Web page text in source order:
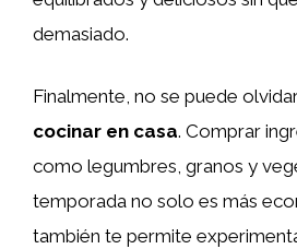
demasiado.
Finalmente, no se puede
cocinar en casa. Comprar
como legumbres, granos y
temporada no solo es más
también te permite